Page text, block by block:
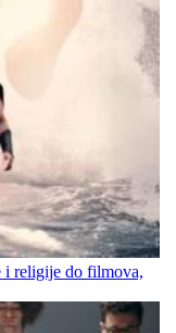
i religije do filmova,